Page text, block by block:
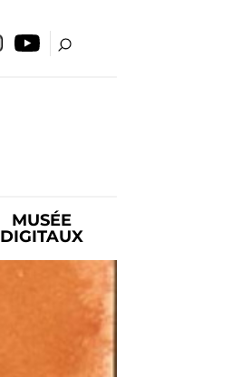
MUSÉE
DIGITAUX